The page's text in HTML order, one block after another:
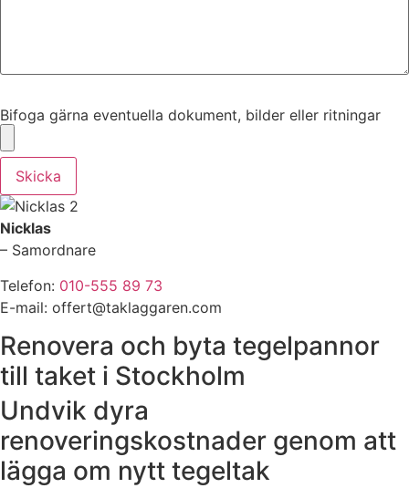
Bifoga gärna eventuella dokument, bilder eller ritningar
Skicka
Nicklas
– Samordnare
Telefon: 010-555 89 73
E-mail: offert@taklaggaren.com
Renovera och byta tegelpannor
till taket i Stockholm
Undvik dyra
renoveringskostnader genom att
lägga om nytt tegeltak